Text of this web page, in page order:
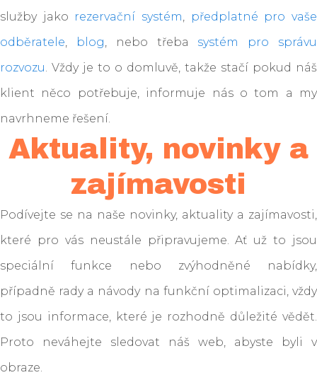
služby jako rezervační systém
předplatné pro vaše
odběratele
blog , nebo třeba systém pro správu
rozvozu . Vždy je to o domluvě, takže stačí pokud náš
klient něco potřebuje, informuje nás o tom a my
navrhneme řešení.
Aktuality, novinky a
zajímavosti
Podívejte se na naše novinky, aktuality a zajímavosti,
které pro vás neustále připravujeme. Ať už to jsou
speciální funkce nebo zvýhodněné nabídky,
případně rady a návody na funkční optimalizaci, vždy
to jsou informace, které je rozhodně důležité vědět.
Proto neváhejte sledovat náš web, abyste byli v
obraze.